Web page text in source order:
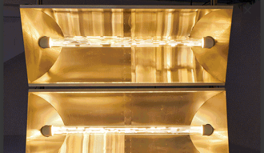
×
Exposiciones y eventos
Eventos de hoy
En curso y futuros
Pasados, en curso y futuros
Incluir eventos web